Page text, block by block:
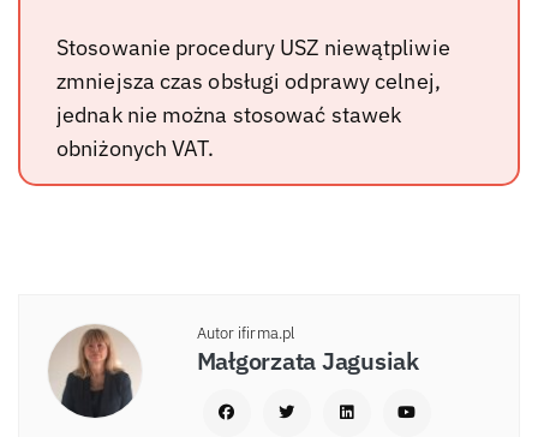
Stosowanie procedury USZ niewątpliwie
zmniejsza czas obsługi odprawy celnej,
jednak nie można stosować stawek
obniżonych VAT.
Autor ifirma.pl
Małgorzata Jagusiak